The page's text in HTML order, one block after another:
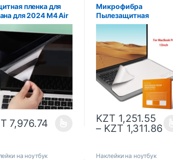
пленка для
для 2024 M4 Air
A3114 Pro 14 16
A2992 2023 Air 13
A2681 MacBook,
наклейка
HD
7,976.74
Микрофибра
Пылезащитная
Защитная пленка для
клавиатуры и ладони,
ткань для очистки
экрана ноутбука
MacBook Pro 13/15/16
дюймов
KZT 1,251.55
– KZT 1,311.86
на ноутбук Наклейки на ноутбук